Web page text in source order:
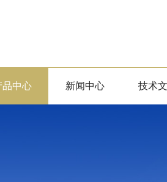
品中心 新闻中心 技术